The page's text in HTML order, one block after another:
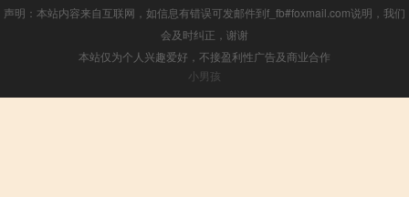
声明：本站内容来自互联网，如信息有错误可发邮件到f_fb#foxmail.com说明，我们
会及时纠正，谢谢
本站仅为个人兴趣爱好，不接盈利性广告及商业合作
小男孩